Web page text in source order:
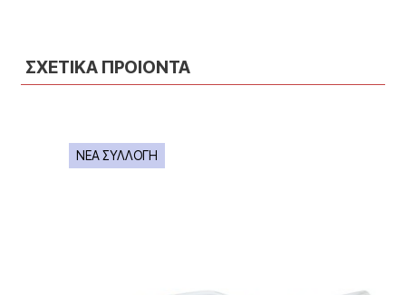
ΣΧΕΤΙΚΑ ΠΡΟΙΟΝΤΑ
ΝΕΑ ΣΥΛΛΟΓΗ